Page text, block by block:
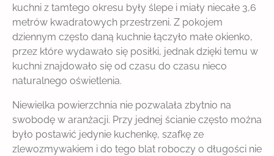
kuchni z tamtego okresu były ślepe i miały niecałe 3,6
metrów kwadratowych przestrzeni. Z pokojem
dziennym często daną kuchnie łączyło małe okienko,
przez które wydawało się posiłki, jednak dzięki temu w
kuchni znajdowało się od czasu do czasu nieco
naturalnego oświetlenia.
Niewielka powierzchnia nie pozwalała zbytnio na
swobodę w aranżacji. Przy jednej ścianie często można
było postawić jedynie kuchenkę, szafkę ze
zlewozmywakiem i do tego blat roboczy o długości nie